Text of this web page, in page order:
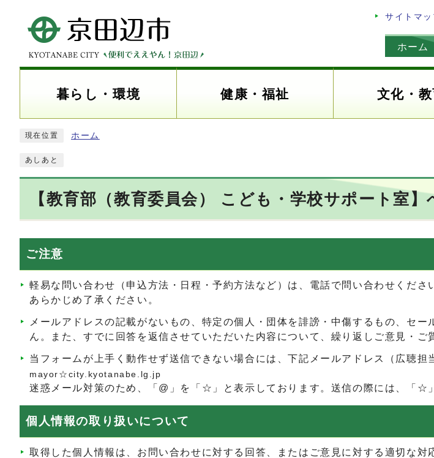
サイトマッ
ホーム
暮らし・環境 健康・福祉 文化・教
現在位置 ホーム
あしあと
【教育部（教育委員会） こども・学校サポート室
ご注意
軽易な問い合わせ（申込方法・日程・予約方法など）は、電話で問い合わせくだ
あらかじめ了承ください。
メールアドレスの記載がないもの、特定の個人・団体を誹謗・中傷するもの、セ
ん。また、すでに回答を返信させていただいた内容について、繰り返しご意見・
当フォームが上手く動作せず送信できない場合には、下記メールアドレス（広聴担
mayor☆city.kyotanabe.lg.jp
迷惑メール対策のため、「@」を「☆」と表示しております。送信の際には、「☆
個人情報の取り扱いについて
取得した個人情報は、お問い合わせに対する回答、またはご意見に対する適切な